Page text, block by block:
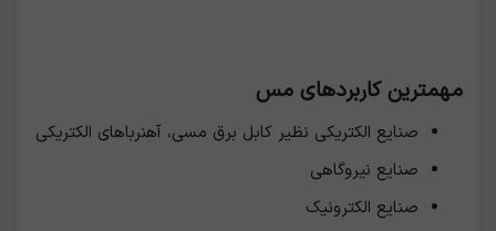
مهمترین کاربردهای مس
صنایع الکتریکی نظیر کابل برق مسی، آهنرباهای الکتریکی
صنایع نیروگاهی
صنایع الکترونیک